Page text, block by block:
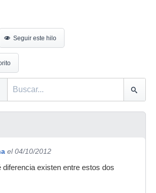
Seguir este hilo
el 04/10/2012
diferencia existen entre estos dos